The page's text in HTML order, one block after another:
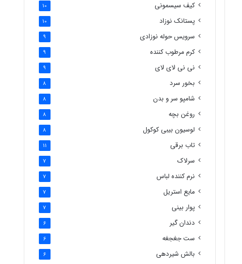
کیف سیسمونی 10
پستانک نوزاد 10
سرویس حوله نوزادی 9
کرم مرطوب کننده 9
نی نی لای لای 9
بخور سرد 8
شامپو سر و بدن 8
روغن بچه 8
لوسیون بیبی کوکول 8
تاب برقی 11
سرلاک 7
نرم کننده لباس 7
مایع استریل 7
پوار بینی 7
دندان گیر 6
ست جغجغه 6
بالش شیردهی 6